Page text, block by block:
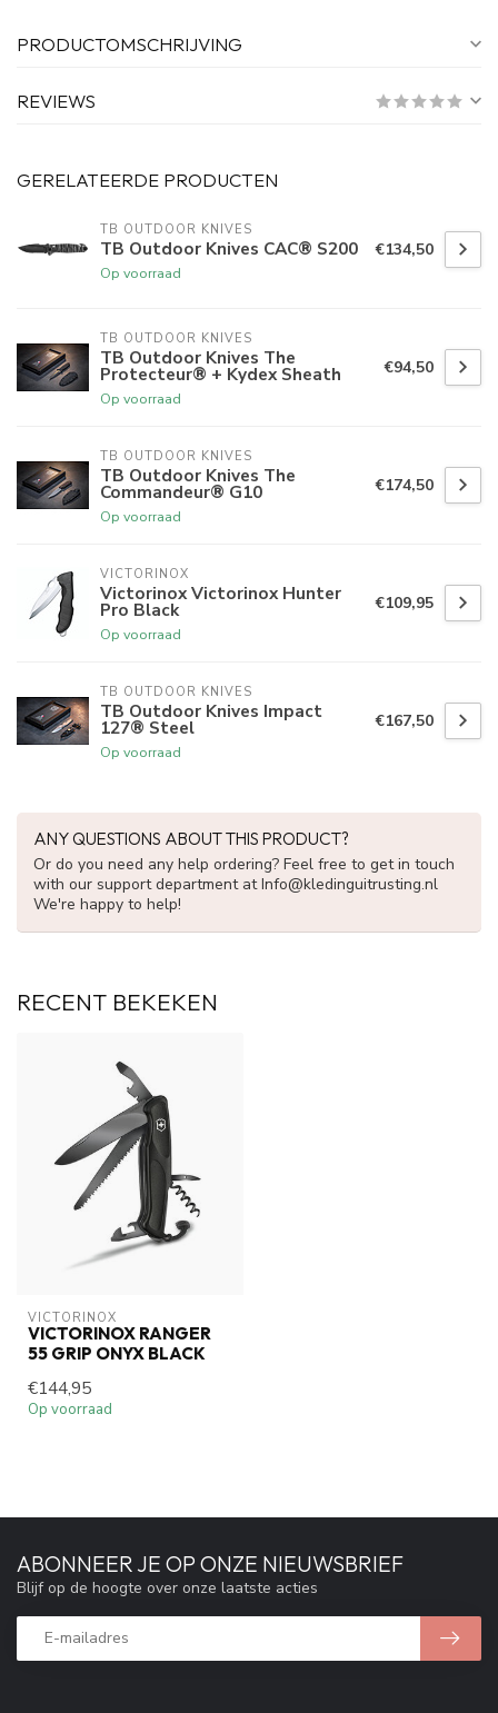
PRODUCTOMSCHRIJVING
REVIEWS
GERELATEERDE PRODUCTEN
TB OUTDOOR KNIVES
TB Outdoor Knives CAC® S200
Op voorraad
€134,50
TB OUTDOOR KNIVES
TB Outdoor Knives The
Protecteur® + Kydex Sheath
Op voorraad
€94,50
TB OUTDOOR KNIVES
TB Outdoor Knives The
Commandeur® G10
Op voorraad
€174,50
VICTORINOX
Victorinox Victorinox Hunter
Pro Black
Op voorraad
€109,95
TB OUTDOOR KNIVES
TB Outdoor Knives Impact
127® Steel
Op voorraad
€167,50
ANY QUESTIONS ABOUT THIS PRODUCT?
Or do you need any help ordering? Feel free to get in touch
with our support department atInfo@kledinguitrusting.nl
We're happy to help!
RECENT BEKEKEN
VICTORINOX
VICTORINOX RANGER
55 GRIP ONYX BLACK
€144,95
Op voorraad
ABONNEER JE OP ONZE NIEUWSBRIEF
Blijf op de hoogte over onze laatste acties